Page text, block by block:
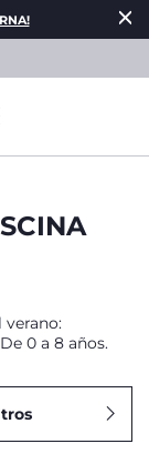
more options
verano:
0 a 8 años.